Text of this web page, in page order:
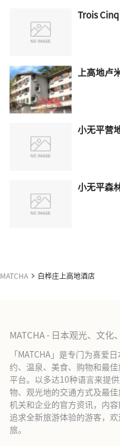
Trois
上高地卢
小无平营
小无平森
MATCHA 白桦庄上高地酒店
MATCHA - 日本观光、文化
「MATCHA」是专门为喜爱
约、温泉、美食、购物和最
平台。以多达10种语言来提
物、观光地的交通方式及最
机关和企业的官方资讯，内容
追求全新旅游体验的游客，
旅。